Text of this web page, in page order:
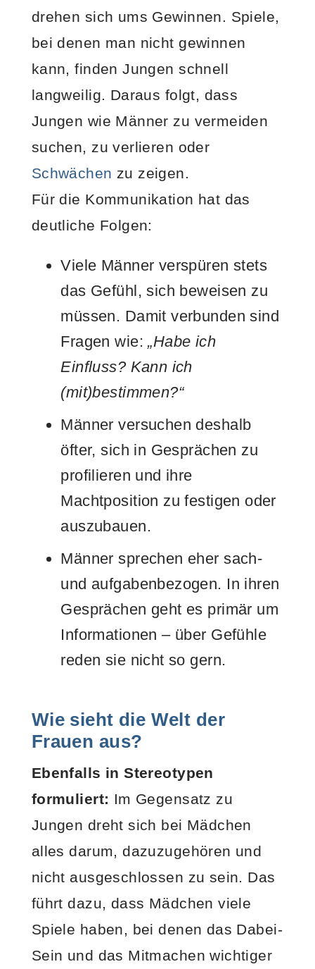
drehen sich ums Gewinnen. Spiele,
bei denen man nicht gewinnen
kann, finden Jungen schnell
langweilig. Daraus folgt, dass
Jungen wie Männer zu vermeiden
suchen, zu verlieren oder
Schwächen zu zeigen.
Für die Kommunikation hat das
deutliche Folgen:
Viele Männer verspüren stets
das Gefühl, sich beweisen zu
müssen. Damit verbunden sind
Fragen wie:„Habe ich
Einfluss? Kann ich
(mit)bestimmen?“
Männer versuchen deshalb
öfter, sich in Gesprächen zu
profilieren und ihre
Machtposition zu festigen oder
auszubauen.
Männer sprechen eher sach-
und aufgabenbezogen. In ihren
Gesprächen geht es primär um
Informationen – über Gefühle
reden sie nicht so gern.
Wie sieht die Welt der
Frauen aus?
Ebenfalls in Stereotypen
formuliert: Im Gegensatz zu
Jungen dreht sich bei Mädchen
alles darum, dazuzugehören und
nicht ausgeschlossen zu sein. Das
führt dazu, dass Mädchen viele
Spiele haben, bei denen das Dabei-
Sein und das Mitmachen wichtiger